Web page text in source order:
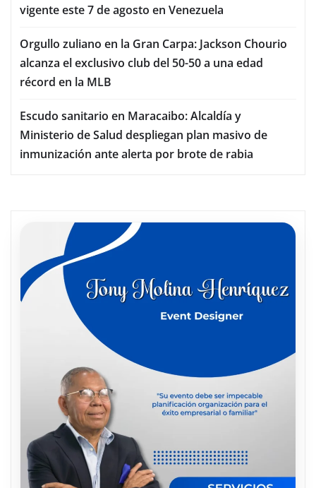
vigente este 7 de agosto en Venezuela
Orgullo zuliano en la Gran Carpa: Jackson Chourio
alcanza el exclusivo club del 50-50 a una edad
récord en la MLB
Escudo sanitario en Maracaibo: Alcaldía y
Ministerio de Salud despliegan plan masivo de
inmunización ante alerta por brote de rabia